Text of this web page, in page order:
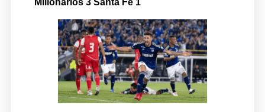
Millonarios 3 Santa Fe 1